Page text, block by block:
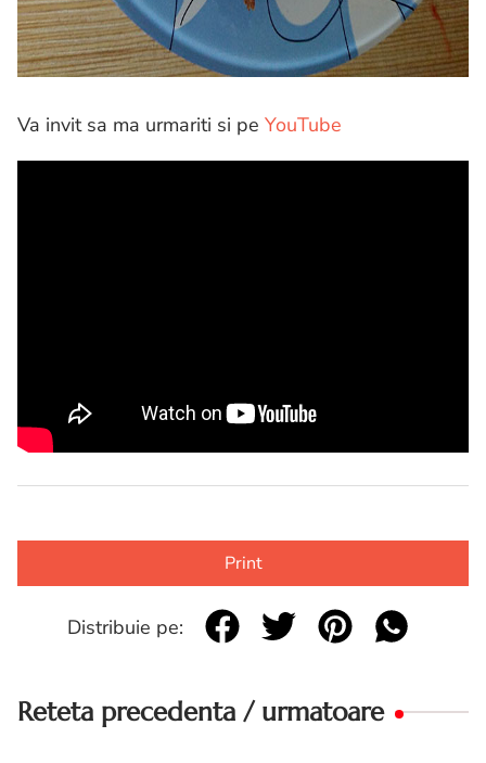
Va invit sa ma urmariti si pe YouTube
Print
Distribuie pe:
Reteta precedenta / urmatoare